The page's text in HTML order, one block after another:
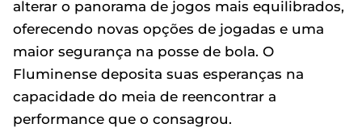
alterar o panorama de jogos mais equilibrados,
oferecendo novas opções de jogadas e uma
maior segurança na posse de bola. O
Fluminense deposita suas esperanças na
capacidade do meia de reencontrar a
performance que o consagrou.